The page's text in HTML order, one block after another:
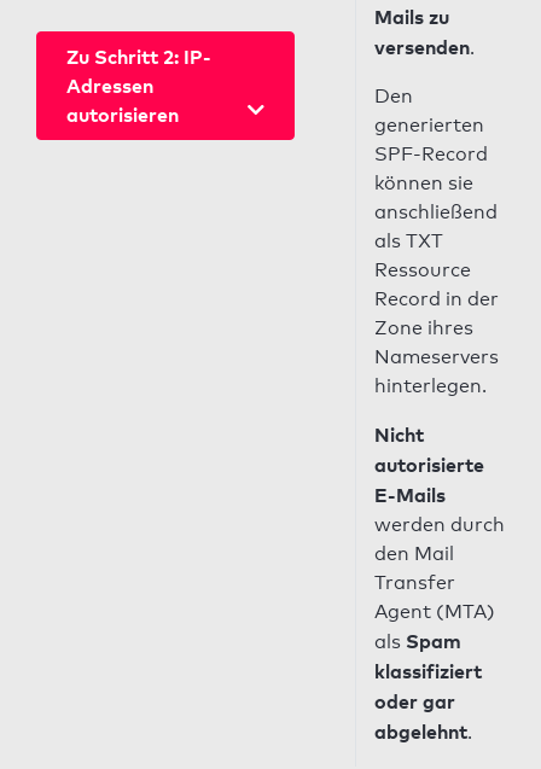
Zu Schritt 2: IP-
Adressen
autorisieren
Mails zu
versenden.
Den
generierten
SPF-Record
können sie
anschließend
als TXT
Ressource
Record in der
Zone ihres
Nameservers
hinterlegen.
Nicht
autorisierte
E-Mails
werden durch
den Mail
Transfer
Agent (MTA)
als Spam
klassifiziert
oder gar
abgelehnt.